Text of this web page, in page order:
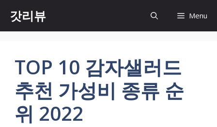
츠
갓리뷰 Menu
TOP 10 감자샐러드
추천 가성비 종류 순
위 2022